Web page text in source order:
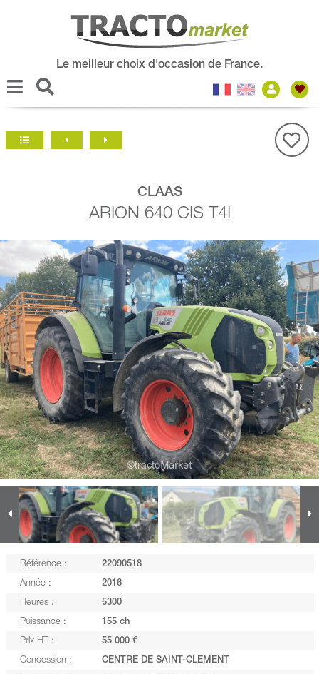
Le meilleur choix d'occasion de France.
CLAAS
ARION 640 CIS T4I
Référence : 22090518
Année : 2016
Heures : 5300
Puissance : 155 ch
Prix HT : 55 000 €
Concession : CENTRE DE SAINT-CLEMENT